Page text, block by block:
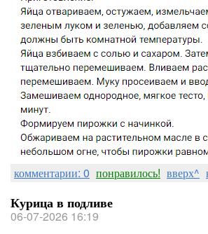
комментарии: 0 понравилось! вверх^
Курица в подливе
06-07-2026 16:19